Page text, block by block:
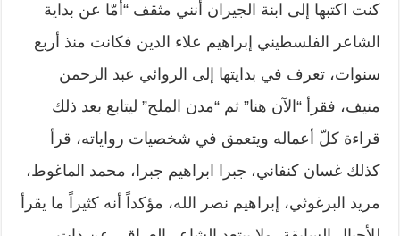
كنت اكتبها إلى ابنة الجيران أنني مثقف “أمّا عن بداية
الشاعر الفلسطيني إبراهيم علاء الدين فكانت منذ أربع
سنوات، تعرف في بدايتها إلى الروائي عبد الرحمن
منيف، فقرأ “الآن هنا” ثم “مدن الملح” ليتابع بعد ذلك
قراءة كلّ أعماله ويتعمق في شخصيات رواياته، قرأ
كذلك غسان كنفاني، جبرا ابراهيم جبرا، محمد الماغوط،
مريد البرغوثي، إبراهيم نصر الله، مؤكداً أنه كثيراً ما يقرأ